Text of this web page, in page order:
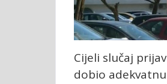
Cijeli slučaj
dobio